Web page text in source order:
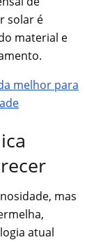
solar é
material e
melhor para
mas
atual